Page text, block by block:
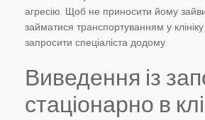
агресію. Щоб не приносити йому
займатися транспортуванням у
запросити спеціаліста додому.
Виведення із
стаціонарно в